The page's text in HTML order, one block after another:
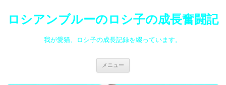
ロシアンブルーのロシ子の成長奮闘記
我が愛猫、ロシ子の成長記録を綴っています。
メニュー